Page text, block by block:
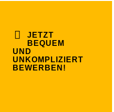
JETZT
BEQUEM
UND
UNKOMPLIZIERT
BEWERBEN!